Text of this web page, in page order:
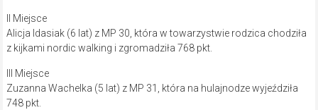
II Miejsce
Alicja Idasiak (6 lat) z MP 30, która w towarzystwie rodzica chodziła
z kijkami nordic walking i zgromadziła 768 pkt.
III Miejsce
Zuzanna Wachelka (5 lat) z MP 31, która na hulajnodze wyjeździła
748 pkt.